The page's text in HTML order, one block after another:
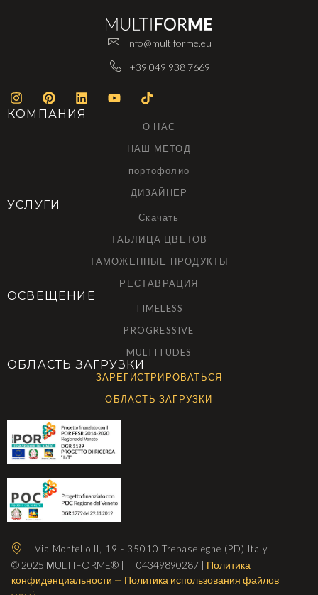
info@multiforme.eu
+39 049 938 7669
КОМПАНИЯ
О НАС
НАШ МЕТОД
портофолио
ДИЗАЙНЕР
УСЛУГИ
Скачать
ТАБЛИЦА ЦВЕТОВ
ТАМОЖЕННЫЕ ПРОДУКТЫ
РЕСТАВРАЦИЯ
ОСВЕЩЕНИЕ
TIMELESS
PROGRESSIVE
MULTITUDES
ОБЛАСТЬ ЗАГРУЗКИ
ЗАРЕГИСТРИРОВАТЬСЯ
ОБЛАСТЬ ЗАГРУЗКИ
Via Montello II, 19 - 35010 Trebaseleghe (PD) Italy
© 2025 МULTIFORME® | IT04349890287 | Политика
конфиденциальности — Политика использования файлов